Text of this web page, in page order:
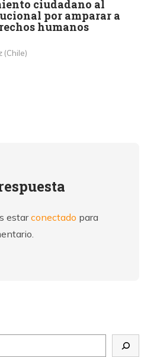
ciudadano al
por amparar a
humanos
(Chile)
estarconectado para